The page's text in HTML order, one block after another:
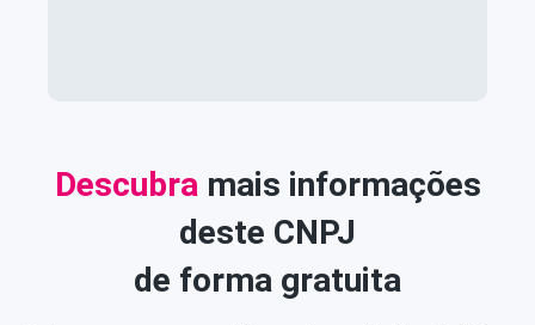
Descubramais informações
deste CNPJ
de forma gratuita